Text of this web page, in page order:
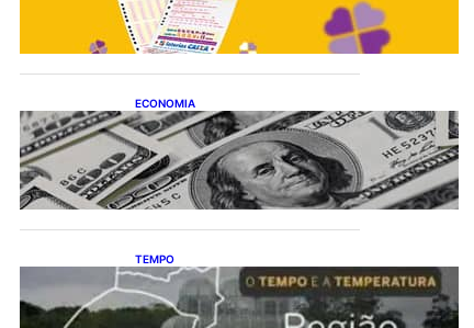
(07/08/2026)
ECONOMIA
Dólar fecha o último pregão
cotado a R$ 5,08
TEMPO
O TEMPO E A
TEMPERATURA: Confira a
previsão do tempo para a